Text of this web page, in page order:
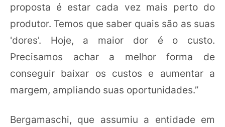
proposta é estar cada vez mais perto do
produtor. Temos que saber quais são as suas
'dores'. Hoje, a maior dor é o custo.
Precisamos achar a melhor forma de
conseguir baixar os custos e aumentar a
margem, ampliando suas oportunidades.”
Bergamaschi, que assumiu a entidade em